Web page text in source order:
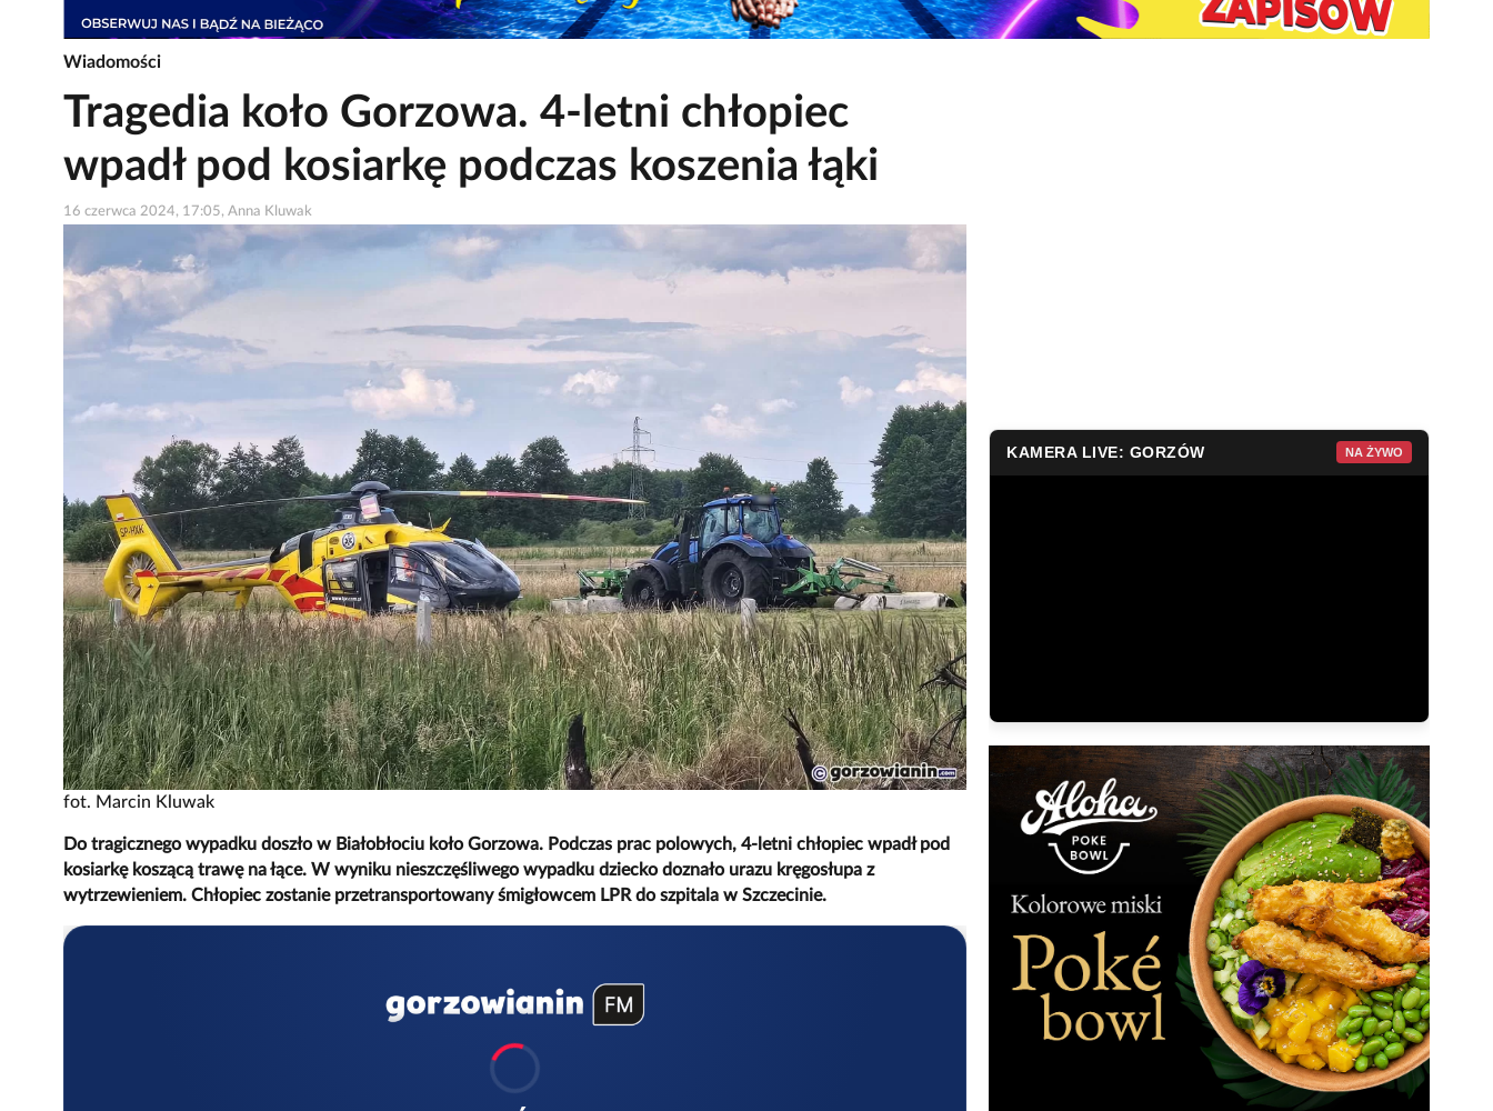
Wiadomości
Tragedia koło Gorzowa. 4-letni chłopiec
wpadł pod kosiarkę podczas koszenia łąki
16 czerwca 2024, 17:05, Anna Kluwak
fot. Marcin Kluwak
Do tragicznego wypadku doszło w Białobłociu koło Gorzowa. Podczas prac polowych, 4-letni chłopiec wpadł pod
kosiarkę koszącą trawę na łące. W wyniku nieszczęśliwego wypadku dziecko doznało urazu kręgosłupa z
wytrzewieniem. Chłopiec zostanie przetransportowany śmigłowcem LPR do szpitala w Szczecinie.
KAMERA LIVE: GORZÓW NA ŻYWO